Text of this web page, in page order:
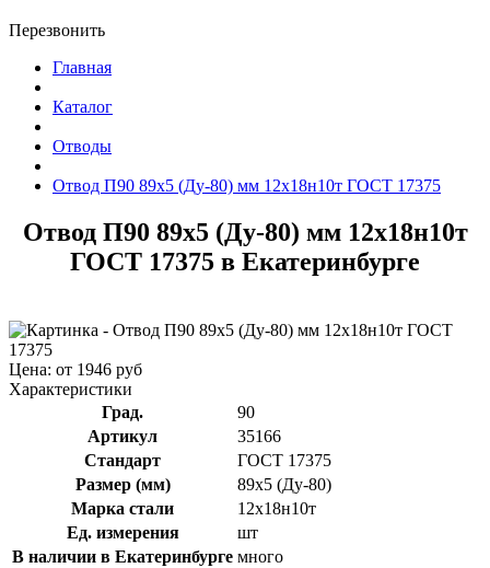
Перезвонить
Главная
Каталог
Отводы
Отвод П90 89x5 (Ду-80) мм 12х18н10т ГОСТ 17375
Отвод П90 89x5 (Ду-80) мм 12х18н10т
ГОСТ 17375 в Екатеринбурге
Цена: от 1946 руб
Характеристики
Град.
90
Артикул
35166
Стандарт
ГОСТ 17375
Размер (мм)
89x5 (Ду-80)
Марка стали
12х18н10т
Ед. измерения
шт
В наличии в Екатеринбурге много